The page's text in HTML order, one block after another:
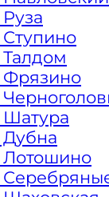
Ступино
Талдом
Фрязино
Шатура
Дубна
Лотошино